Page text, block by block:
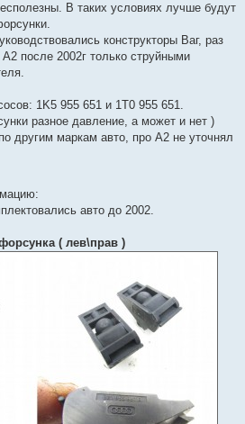
В таких условиях лучше будут
конструкторы Ваг, раз
после 2002г только струйными
1K5 955 651 и 1T0 955 651.
разное давление, а может и нет )
другим маркам авто, про А2 не уточнял
авто до 2002.
( лев\прав )